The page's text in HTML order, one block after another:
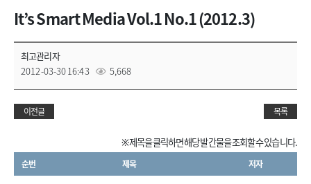
It’s Smart Media Vol.1 No.1 (2012.3)
최고관리자
2012-03-30 16:43
5,668
이전글 목록
※ 제목을 클릭하면 해당 발간물을 조회할 수 있습니다.
순번 제목 저자